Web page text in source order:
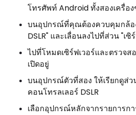
โทรศัพท์ Android ทั้งสองเครื่อ
บนอุปกรณ์ที่คุณต้องควบคุมกล้อ
DSLR" และเลื่อนลงไปที่ส่วน "เซิ
ไปที่โหมดเซิร์ฟเวอร์และตรวจ
เปิดอยู่
บนอุปกรณ์ตัวที่สอง ให้เรียกดูส่ว
คอนโทรลเลอร์ DSLR
เลือกอุปกรณ์หลักจากรายการก